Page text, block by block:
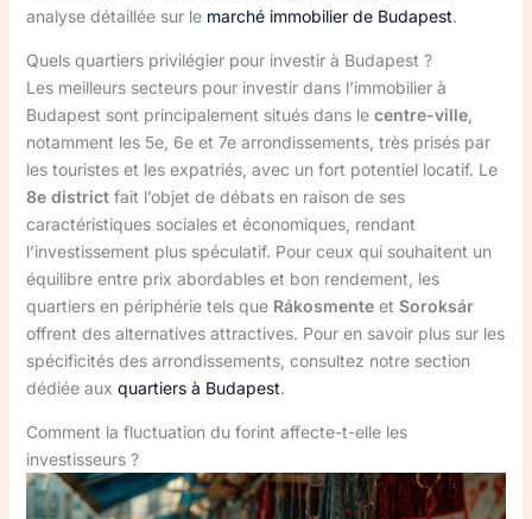
analyse détaillée sur le marché immobilier de Budapest.
Quels quartiers privilégier pour investir à Budapest ?
Les meilleurs secteurs pour investir dans l’immobilier à
Budapest sont principalement situés dans le centre-ville,
notamment les 5e, 6e et 7e arrondissements, très prisés par
les touristes et les expatriés, avec un fort potentiel locatif. Le
8e districtfait l’objet de débats en raison de ses
caractéristiques sociales et économiques, rendant
l’investissement plus spéculatif. Pour ceux qui souhaitent un
équilibre entre prix abordables et bon rendement, les
quartiers en périphérie tels que Rákosmenteet Soroksár
offrent des alternatives attractives. Pour en savoir plus sur les
spécificités des arrondissements, consultez notre section
dédiée aux quartiers à Budapest.
Comment la fluctuation du forint affecte-t-elle les
investisseurs ?